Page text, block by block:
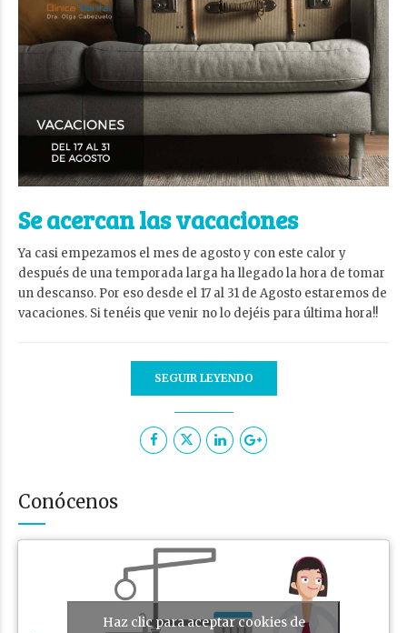
Se acercan las vacaciones
Ya casi empezamos el mes de agosto y con este calor y
después de una temporada larga ha llegado la hora de tomar
un descanso. Por eso desde el 17 al 31 de Agosto estaremos de
vacaciones. Si tenéis que venir no lo dejéis para última hora!!
SEGUIR LEYENDO
Conócenos
Haz clic para aceptar cookies de